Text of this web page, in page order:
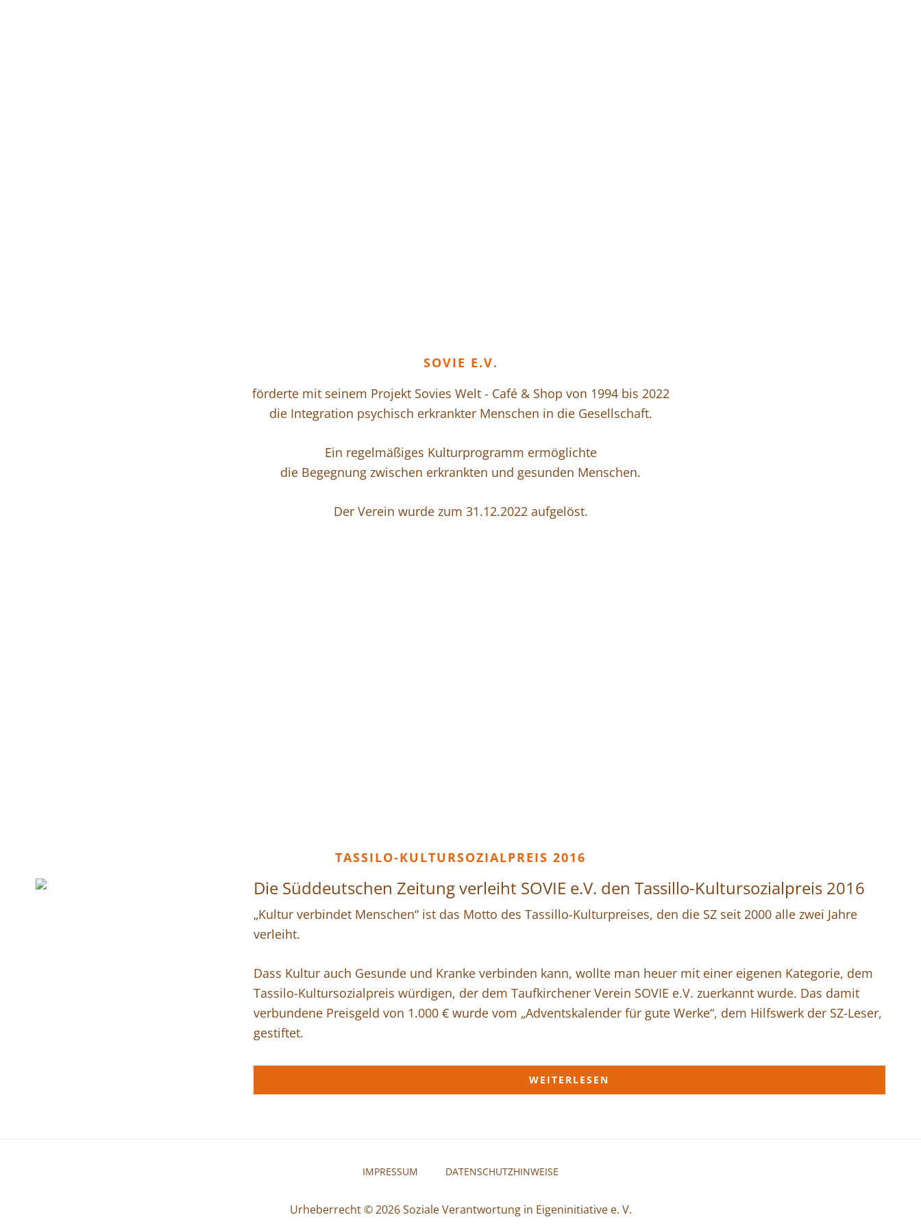
SOVIE E.V.
förderte mit seinem Projekt Sovies Welt - Café & Shop von 1994 bis 2022
die Integration psychisch erkrankter Menschen in die Gesellschaft.
Ein regelmäßiges Kulturprogramm ermöglichte
die Begegnung zwischen erkrankten und gesunden Menschen.
Der Verein wurde zum 31.12.2022 aufgelöst.
TASSILO-KULTURSOZIALPREIS 2016
Die Süddeutschen Zeitung verleiht SOVIE e.V. den Tassillo-Kultursozialpreis 2016
„Kultur verbindet Menschen“ ist das Motto des Tassillo-Kulturpreises, den die SZ seit 2000 alle zwei Jahre
verleiht.
Dass Kultur auch Gesunde und Kranke verbinden kann, wollte man heuer mit einer eigenen Kategorie, dem
Tassilo-Kultursozialpreis würdigen, der dem Taufkirchener Verein SOVIE e.V. zuerkannt wurde. Das damit
verbundene Preisgeld von 1.000 € wurde vom „Adventskalender für gute Werke“, dem Hilfswerk der SZ-Leser,
gestiftet.
WEITERLESEN
IMPRESSUM DATENSCHUTZHINWEISE
Urheberrecht © 2026Soziale Verantwortung in Eigeninitiative e. V.